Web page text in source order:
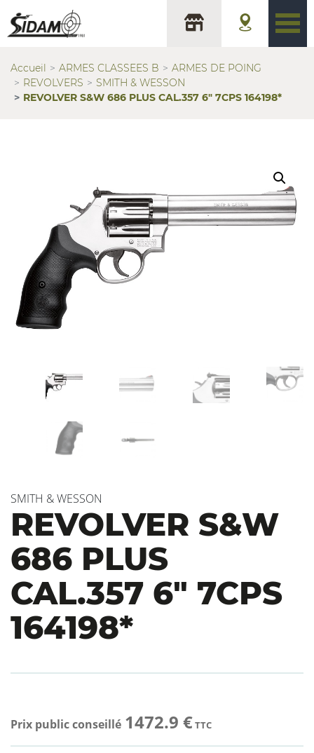
Accueil ARMES CLASSEES B
ARMES DE POING
REVOLVERS
SMITH & WESSON
REVOLVER S&W 686 PLUS CAL.357 6″ 7CPS 164198*
SMITH & WESSON
REVOLVER S&W
686 PLUS
CAL.357 6″ 7CPS
164198*
Prix public conseillé 1472.9 €TTC